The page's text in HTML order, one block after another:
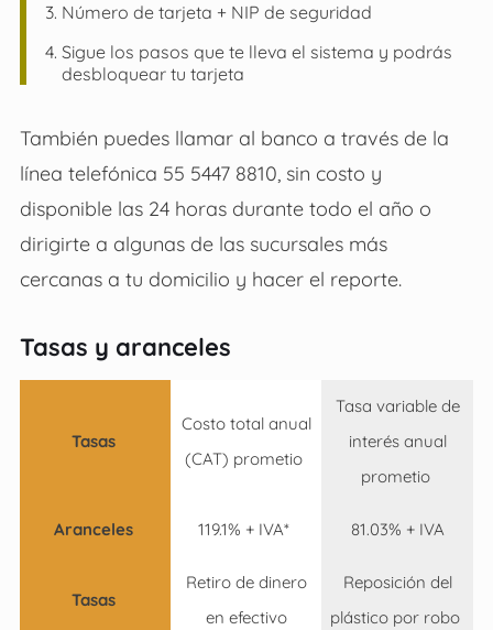
Número de tarjeta + NIP de seguridad
Sigue los pasos que te lleva el sistema y podrás
desbloquear tu tarjeta
También puedes llamar al banco a través de la
línea telefónica 55 5447 8810, sin costo y
disponible las 24 horas durante todo el año o
dirigirte a algunas de las sucursales más
cercanas a tu domicilio y hacer el reporte.
Tasas y aranceles
Tasas
Costo total anual
(CAT) prometio
Tasa variable de
interés anual
prometio
Aranceles 119.1% + IVA* 81.03% + IVA
Tasas
Retiro de dinero
en efectivo
Reposición del
plástico por robo